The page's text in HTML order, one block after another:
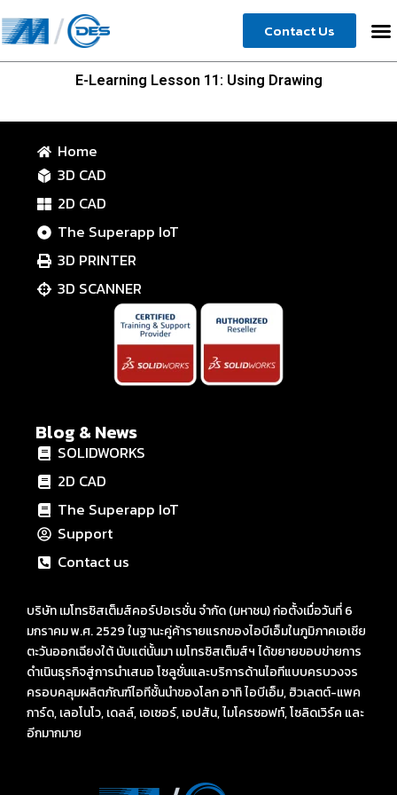
to
content
Contact Us
E-Learning Lesson 11: Using Drawing
Home
3D CAD
2D CAD
The Superapp IoT
3D PRINTER
3D SCANNER
Blog & News
SOLIDWORKS
2D CAD
The Superapp IoT
Support
Contact us
บริษัท เมโทรซิสเต็มส์คอร์ปอเรชั่น จำกัด (มหาชน) ก่อตั้งเมื่อวันที่ 6
มกราคม พ.ศ. 2529 ในฐานะคู่ค้ารายแรกของไอบีเอ็มในภูมิภาคเอเชีย
ตะวันออกเฉียงใต้ นับแต่นั้นมา เมโทรซิสเต็มส์ฯ ได้ขยายขอบข่ายการ
ดำเนินธุรกิจสู่การนำเสนอ โซลูชั่นและบริการด้านไอทีแบบครบวงจร
ครอบคลุมผลิตภัณฑ์ไอทีชั้นนำของโลก อาทิ ไอบีเอ็ม, ฮิวเลตต์-แพค
การ์ด, เลอโนโว, เดลล์, เอเซอร์, เอปสัน, ไมโครซอฟท์, โซลิดเวิร์ค และ
อีกมากมาย